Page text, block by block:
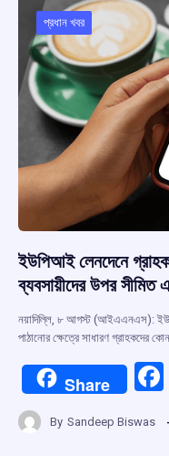
প্রধান খবর
ইউপিআই লেনদেনে
ব্যবসায়ীদের উপর সীমিত
নয়াদিল্লি, ৮ আগস্ট (আইএএনএস):
পাঠানোর ক্ষেত্রে সাধারণ গ্রাহকদের
Share
By Sandeep Biswas